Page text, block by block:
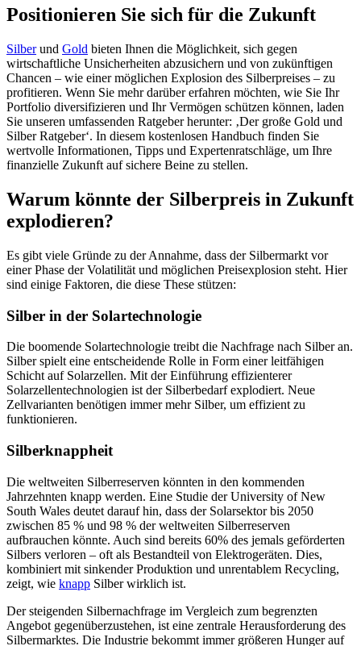
Positionieren Sie sich für die Zukunft
Silberund Gold bieten Ihnen die Möglichkeit, sich gegen
wirtschaftliche Unsicherheiten abzusichern und von zukünftigen
Chancen – wie einer möglichen Explosion des Silberpreises – zu
profitieren. Wenn Sie mehr darüber erfahren möchten, wie Sie Ihr
Portfolio diversifizieren und Ihr Vermögen schützen können, laden
Sie unseren umfassenden Ratgeber herunter: ‚Der große Gold und
Silber Ratgeber‘. In diesem kostenlosen Handbuch finden Sie
wertvolle Informationen, Tipps und Expertenratschläge, um Ihre
finanzielle Zukunft auf sichere Beine zu stellen.
Warum könnte der Silberpreis in Zukunft
explodieren?
Es gibt viele Gründe zu der Annahme, dass der Silbermarkt vor
einer Phase der Volatilität und möglichen Preisexplosion steht. Hier
sind einige Faktoren, die diese These stützen:
Silber in der Solartechnologie
Die boomende Solartechnologie treibt die Nachfrage nach Silber an.
Silber spielt eine entscheidende Rolle in Form einer leitfähigen
Schicht auf Solarzellen. Mit der Einführung effizienterer
Solarzellentechnologien ist der Silberbedarf explodiert. Neue
Zellvarianten benötigen immer mehr Silber, um effizient zu
funktionieren.
Silberknappheit
Die weltweiten Silberreserven könnten in den kommenden
Jahrzehnten knapp werden. Eine Studie der University of New
South Wales deutet darauf hin, dass der Solarsektor bis 2050
zwischen 85 % und 98 % der weltweiten Silberreserven
aufbrauchen könnte. Auch sind bereits 60% des jemals geförderten
Silbers verloren – oft als Bestandteil von Elektrogeräten. Dies,
kombiniert mit sinkender Produktion und unrentablem Recycling,
zeigt, wie knapp Silber wirklich ist.
Der steigenden Silbernachfrage im Vergleich zum begrenzten
Angebot gegenüberzustehen, ist eine zentrale Herausforderung des
Silbermarktes. Die Industrie bekommt immer größeren Hunger auf